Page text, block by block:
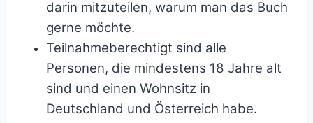
darin mitzuteilen, warum man das Buch
gerne möchte.
Teilnahmeberechtigt sind alle
Personen, die mindestens 18 Jahre alt
sind und einen Wohnsitz in
Deutschland und Österreich habe.